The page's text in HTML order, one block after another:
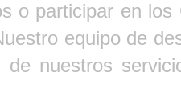
o participar en
equipo de
de nuestros